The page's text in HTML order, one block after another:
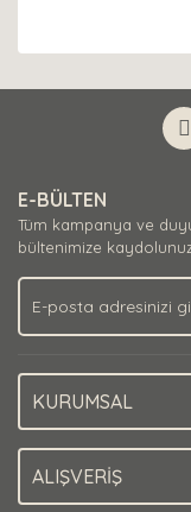
E-BÜLTEN
Tüm kampanya ve
bültenimize
KURUMSAL
ALIŞVERİŞ